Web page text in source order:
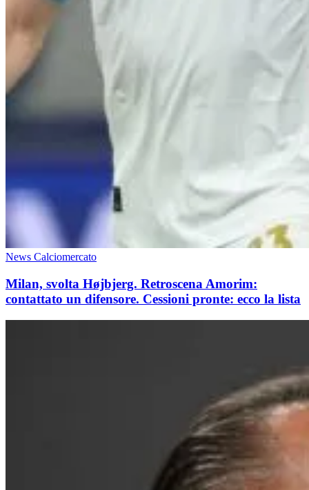
News Calciomercato
Milan, svolta Højbjerg. Retroscena Amorim:
contattato un difensore. Cessioni pronte: ecco la lista